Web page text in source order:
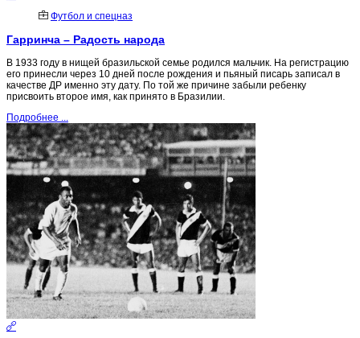
Футбол и спецназ
Гарринча – Радость народа
В 1933 году в нищей бразильской семье родился мальчик. На регистрацию
его принесли через 10 дней после рождения и пьяный писарь записал в
качестве ДР именно эту дату. По той же причине забыли ребенку
присвоить второе имя, как принято в Бразилии.
Подробнее ...